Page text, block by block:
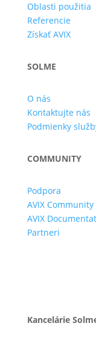
Oblasti použitia
Referencie
Získať AVIX
SOLME
O nás
Kontaktujte nás
Podmienky
COMMUNITY
Podpora
AVIX Community
AVIX
Partneri
Kancelárie